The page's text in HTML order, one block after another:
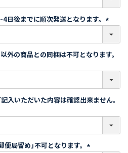
必
須
)
日後までに順次発送となります。
必
須
)
外の商品との同梱は不可となります。
入いただいた内容は確認出来ません。
局留め」不可となります。